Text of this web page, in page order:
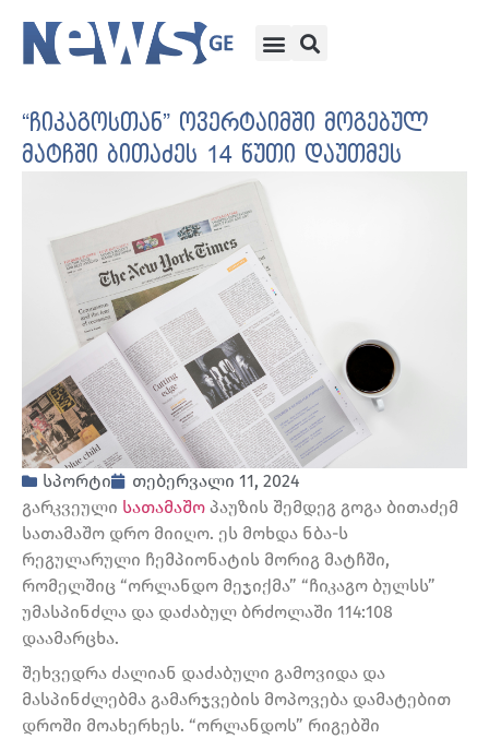
“ჩიკაგოსთან” ოვერტაიმში მოგებულ
მატჩში ბითაძეს 14 წუთი დაუთმეს
სპორტი
თებერვალი 11, 2024
გარკვეული სათამაშო პაუზის შემდეგ გოგა ბითაძემ
სათამაშო დრო მიიღო. ეს მოხდა ნბა-ს
რეგულარული ჩემპიონატის მორიგ მატჩში,
რომელშიც “ორლანდო მეჯიქმა” “ჩიკაგო ბულსს”
უმასპინძლა და დაძაბულ ბრძოლაში 114:108
დაამარცხა.
შეხვედრა ძალიან დაძაბული გამოვიდა და
მასპინძლებმა გამარჯვების მოპოვება დამატებით
დროში მოახერხეს. “ორლანდოს” რიგებში